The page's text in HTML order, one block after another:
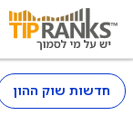
חדשות שוק ההון